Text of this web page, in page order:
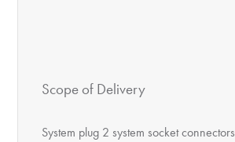
Scope of Delivery
System plug 2 system socket connectors